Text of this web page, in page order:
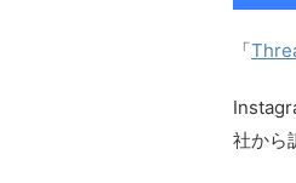
「
社から